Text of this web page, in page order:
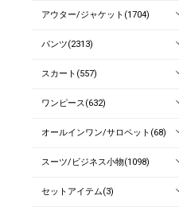
アウター/ジャケット(1704)
パンツ(2313)
スカート(557)
ワンピース(632)
オールインワン/サロペット(68)
スーツ/ビジネス小物(1098)
セットアイテム(3)